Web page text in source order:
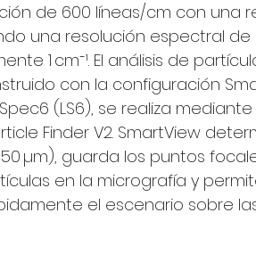
de 600 líneas/cm con una
una resolución espectral de
1 cm⁻¹. El análisis de
con la configuración
(LS6), se realiza
Finder V2. SmartView
µm), guarda los puntos
en la micrografía y
el escenario sobre